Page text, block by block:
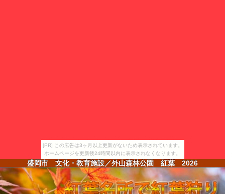
[PR] この広告は3ヶ月以上更新がないため表示されています。
ホームページを更新後24時間以内に表示されなくなります。
盛岡市 文化・教育施設／外山森林公園 紅葉 2026